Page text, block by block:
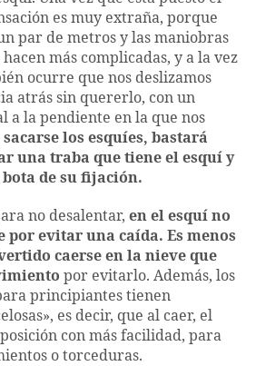
es muy extraña, porque
par de metros y las maniobras
más complicadas, y a la vez
ocurre que nos deslizamos
atrás sin quererlo, con un
a la pendiente en la que nos
sacarse los esquíes, bastará
una traba que tiene el esquí y
de su fijación.
no desalentar, en el esquí no
por evitar una caída. Es menos
caerse en la nieve que
por evitarlo. Además, los
principiantes tienen
es decir, que al caer, el
con más facilidad, para
o torceduras.